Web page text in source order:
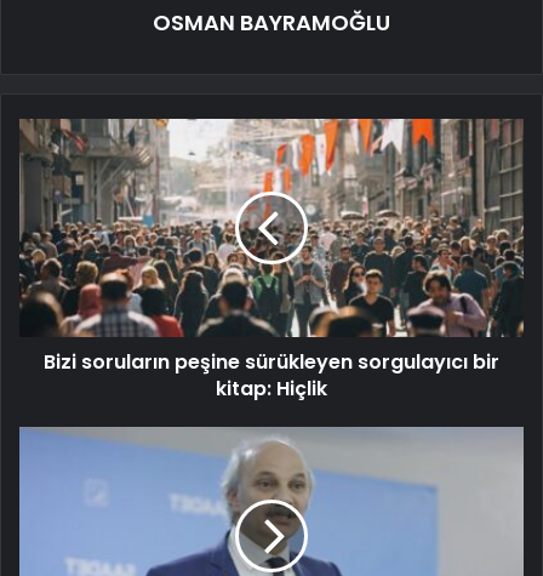
OSMAN BAYRAMOĞLU
Bizi soruların peşine sürükleyen sorgulayıcı bir
kitap: Hiçlik